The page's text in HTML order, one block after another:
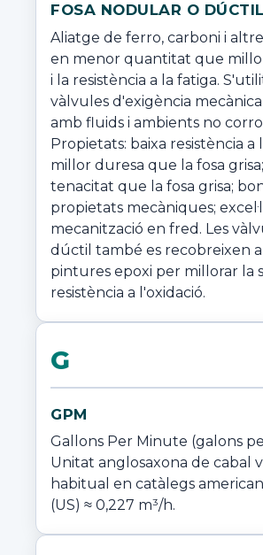
FOSA NODULAR O DÚCTIL
Aliatge de ferro, carboni i
en menor quantitat que
i la resistència a la fatiga.
vàlvules d'exigència
amb fluids i ambients no
Propietats: baixa resistència a
millor duresa que la fosa
tenacitat que la fosa grisa;
propietats mecàniques;
mecanització en fred. Les
dúctil també es recobreixen
pintures epoxi per millorar la
resistència a l'oxidació.
G
GPM
Gallons Per Minute (galons
Unitat anglosaxona de cabal
habitual en catàlegs
(US) ≈ 0,227 m³/h.